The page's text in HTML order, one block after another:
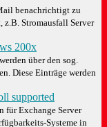
benachrichtigt zu
z.B. Stromausfall Server
200x
über den sog.
Diese Einträge werden
supported
für Exchange Server
Systeme in